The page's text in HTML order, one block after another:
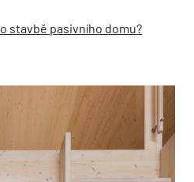
stavbě pasivního domu?